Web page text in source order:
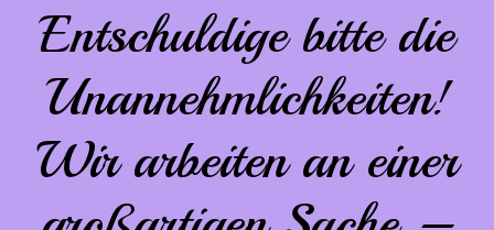
Entschuldige bitte die
Unannehmlichkeiten!
Wir arbeiten an einer